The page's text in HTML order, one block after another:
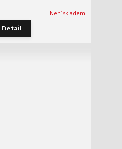
Není skladem
Detail